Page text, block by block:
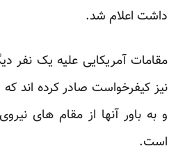
داشت اعلام شد.
مقامات آمریکایی علیه یک نفر
نیز کیفرخواست صادر کرده اند
و به باور آنها از مقام های
است.